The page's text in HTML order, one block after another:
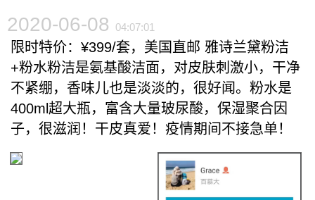
2020-06-08 04:07:01
限时特价：¥399/套，美国直邮 雅诗兰黛粉洁
+粉水粉洁是氨基酸洁面，对皮肤刺激小，干净
不紧绷，香味儿也是淡淡的，很好闻。粉水是
400ml超大瓶，富含大量玻尿酸，保湿聚合因
子，很滋润！干皮真爱！疫情期间不接急单！